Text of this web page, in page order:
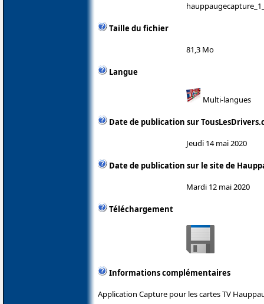
Taille du fichier
81,3 Mo
Langue
Multi-langues
Date de publication sur
Jeudi 14 mai 2020
Date de publication sur le site de
Mardi 12 mai 2020
Téléchargement
Informations complémentaires
Application Capture pour les cartes TV